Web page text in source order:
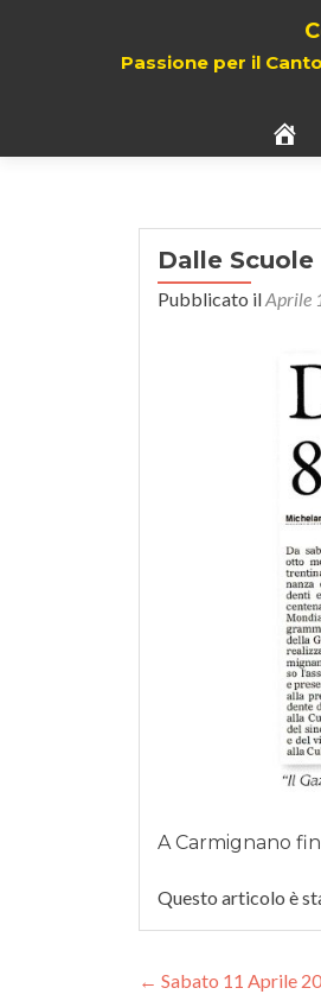
Passione per il
HOME
Dalle
Pubblicato ilAprile
A Carmignano
Questo articolo è
← Sabato 11 Aprile